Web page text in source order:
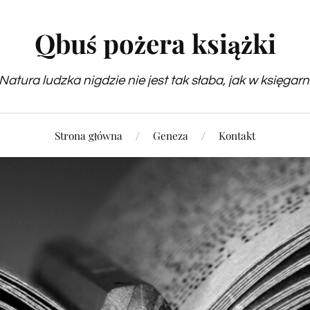
Qbuś pożera książki
ludzka nigdzie nie jest tak słaba, jak w
Strona główna Geneza Kontakt